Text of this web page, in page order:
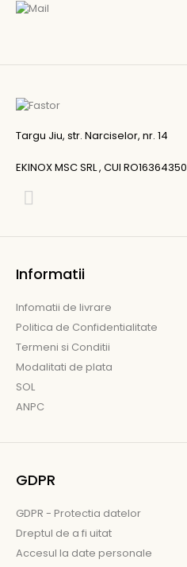
Targu Jiu, str. Narciselor, nr. 14
EKINOX MSC SRL , CUI
Informatii
Infomatii de livrare
Politica de Confidentialitate
Termeni si Conditii
Modalitati de plata
SOL
ANPC
GDPR
GDPR - Protectia datelor
Dreptul de a fi uitat
Accesul la date personale